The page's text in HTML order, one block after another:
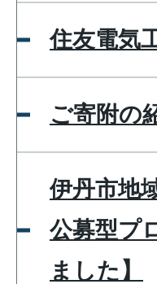
住友電気
ご寄附の
伊丹市地
公募型プ
ました】